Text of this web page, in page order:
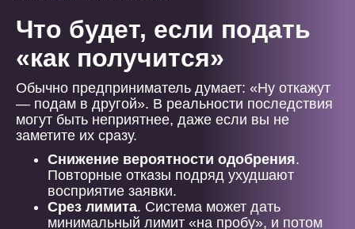
Что будет, если подать
«как получится»
Обычно предприниматель думает: «Ну откажут
— подам в другой». В реальности последствия
могут быть неприятнее, даже если вы не
заметите их сразу.
Снижение вероятности одобрения.
Повторные отказы подряд ухудшают
восприятие заявки.
Срез лимита. Система может дать
минимальный лимит «на пробу», и потом